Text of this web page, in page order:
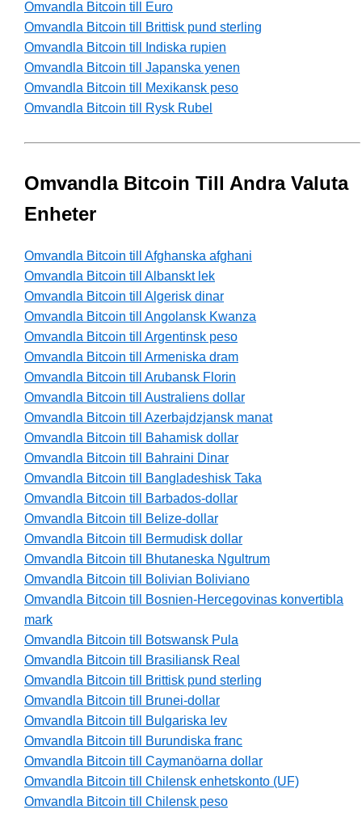
Omvandla Bitcoin till Euro
Omvandla Bitcoin till Brittisk pund sterling
Omvandla Bitcoin till Indiska rupien
Omvandla Bitcoin till Japanska yenen
Omvandla Bitcoin till Mexikansk peso
Omvandla Bitcoin till Rysk Rubel
Omvandla Bitcoin Till Andra Valuta
Enheter
Omvandla Bitcoin till Afghanska afghani
Omvandla Bitcoin till Albanskt lek
Omvandla Bitcoin till Algerisk dinar
Omvandla Bitcoin till Angolansk Kwanza
Omvandla Bitcoin till Argentinsk peso
Omvandla Bitcoin till Armeniska dram
Omvandla Bitcoin till Arubansk Florin
Omvandla Bitcoin till Australiens dollar
Omvandla Bitcoin till Azerbajdzjansk manat
Omvandla Bitcoin till Bahamisk dollar
Omvandla Bitcoin till Bahraini Dinar
Omvandla Bitcoin till Bangladeshisk Taka
Omvandla Bitcoin till Barbados-dollar
Omvandla Bitcoin till Belize-dollar
Omvandla Bitcoin till Bermudisk dollar
Omvandla Bitcoin till Bhutaneska Ngultrum
Omvandla Bitcoin till Bolivian Boliviano
Omvandla Bitcoin till Bosnien-Hercegovinas konvertibla
mark
Omvandla Bitcoin till Botswansk Pula
Omvandla Bitcoin till Brasiliansk Real
Omvandla Bitcoin till Brittisk pund sterling
Omvandla Bitcoin till Brunei-dollar
Omvandla Bitcoin till Bulgariska lev
Omvandla Bitcoin till Burundiska franc
Omvandla Bitcoin till Caymanöarna dollar
Omvandla Bitcoin till Chilensk enhetskonto (UF)
Omvandla Bitcoin till Chilensk peso